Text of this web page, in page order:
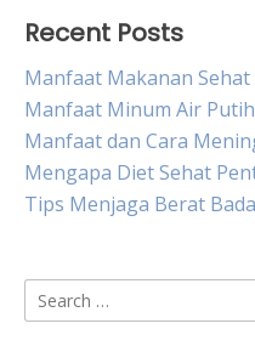
Recent Posts
Manfaat Makanan
Manfaat Minum Air
Manfaat dan Cara
Mengapa Diet Sehat
Tips Menjaga Berat
Search
for: